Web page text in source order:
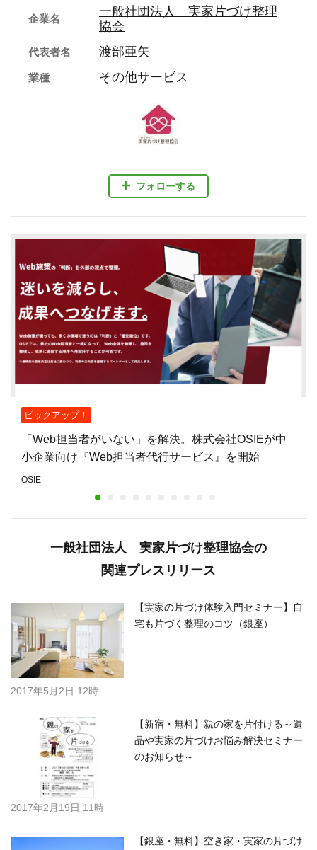
フォローする
企業名
一般社団法人 実家片づけ整理
協会
代表者名 渡部亜矢
業種 その他サービス
ピックアップ！
「Web担当者がいない」を解決。株式会社OSIEが中
小企業向け『Web担当者代行サービス』を開始
OSIE
一般社団法人 実家片づけ整理協会の
関連プレスリリース
【実家の片づけ体験入門セミナー】自
宅も片づく整理のコツ（銀座）
2017年5月2日 12時
【新宿・無料】親の家を片付ける～遺
品や実家の片づけお悩み解決セミナー
のお知らせ～
2017年2月19日 11時
【銀座・無料】空き家・実家の片づけ